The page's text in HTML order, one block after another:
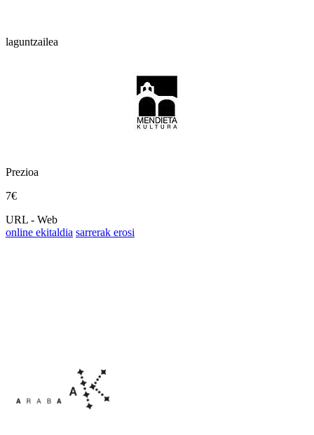
laguntzailea
Prezioa
7€
URL - Web
online ekitaldia sarrerak erosi